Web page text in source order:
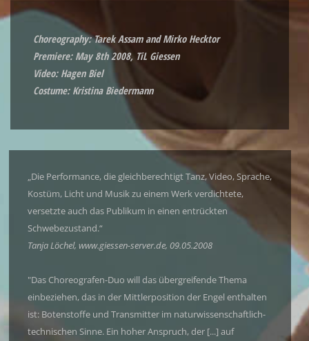
Choreography: Tarek Assam and Mirko Hecktor
Premiere: May 8th 2008, TiL Giessen
Video: Hagen Biel
Costume: Kristina Biedermann
„Die Performance, die gleichberechtigt Tanz, Video, Sprache,
Kostüm, Licht und Musik zu einem Werk verdichtete,
versetzte auch das Publikum in einen entrückten
Schwebezustand.“
Tanja Löchel, www.giessen-server.de, 09.05.2008
"Das Choreografen-Duo will das übergreifende Thema
einbeziehen, das in der Mittlerposition der Engel enthalten
ist: Botenstoffe und Transmitter im naturwissenschaftlich-
technischen Sinne. Ein hoher Anspruch, der [...] auf